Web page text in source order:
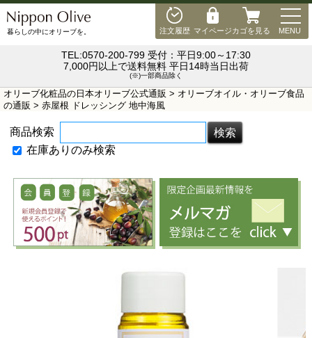
注文履歴 マイページカゴを見る MENU
暮らしの中にオリーブを。
TEL:0570-200-799 受付：平日9:00～17:30
7,000円以上で送料無料 平日14時当日出荷
(※)一部商品除く
オリーブ化粧品の日本オリーブ公式通販 > オリーブオイル・オリーブ食品
の通販 > 赤屋根 ドレッシング 地中海風
商品検索
在庫ありのみ検索